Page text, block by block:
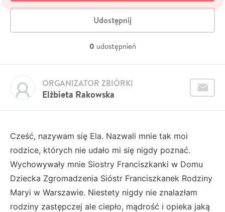
Udostępnij
0 udostępnień
Elżbieta Rakowska
ORGANIZATOR ZBIÓRKI
Cześć, nazywam się Ela. Nazwali mnie tak moi
rodzice, których nie udało mi się nigdy poznać.
Wychowywały mnie Siostry Franciszkanki w Domu
Dziecka Zgromadzenia Sióstr Franciszkanek Rodziny
Maryi w Warszawie. Niestety nigdy nie znalazłam
rodziny zastępczej ale ciepło, mądrość i opieka jaką